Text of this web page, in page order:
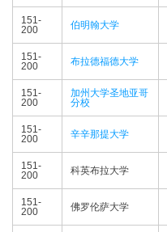
151-
200
伯明翰大学
151-
200
布拉德福德大学
151-
200
加州大学圣地亚哥
分校
151-
200
辛辛那提大学
151-
200
科英布拉大学
151-
200
佛罗伦萨大学